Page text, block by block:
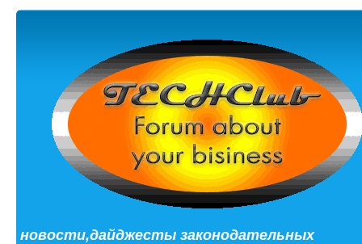
новости,дайджесты законодательных